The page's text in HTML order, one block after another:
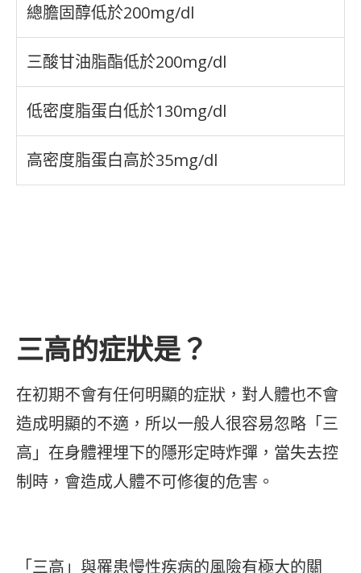
總膽固醇低於200mg/dl
三酸甘油脂酯低於200mg/dl
低密度脂蛋白低於130mg/dl
高密度脂蛋白高於35mg/dl
三高的症狀是？
在初期不會有任何明顯的症狀，對人體也不會
造成明顯的不適，所以一般人很容易忽略「三
高」在身體裡埋下的隱形定時炸彈，當失去控
制時，會造成人體不可修復的危害。
「三高」與罹患慢性疾病的風險有極大的關